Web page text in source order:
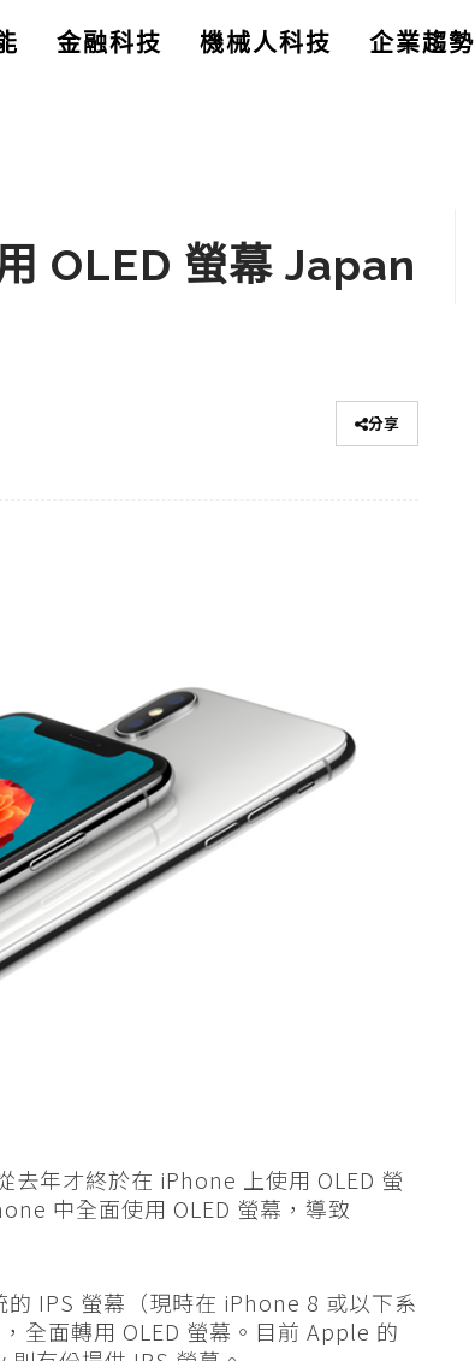
金融科技 機械人科技 企業趨勢
OLED 螢幕 Japan
分享
去年才終於在 iPhone 上使用 OLED 螢
中全面使用 OLED 螢幕，導致
IPS 螢幕（現時在 iPhone 8 或以下系
全面轉用 OLED 螢幕。目前 Apple 的